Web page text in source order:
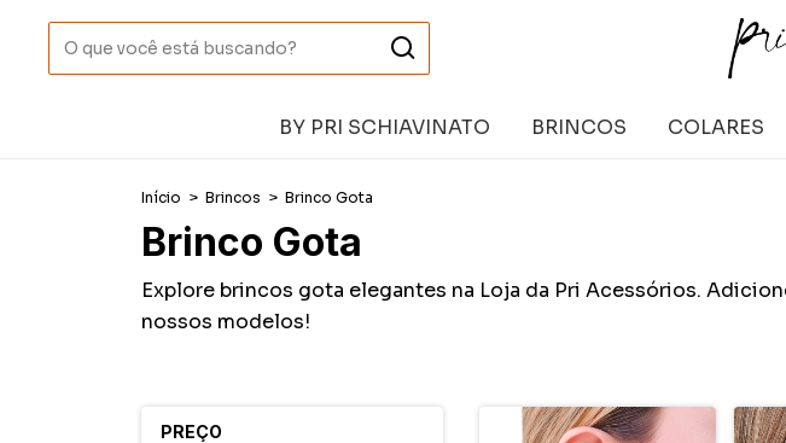
BY PRI SCHIAVINATO BRINCOS COLARES
Início > Brincos > Brinco Gota
Brinco Gota
Explore brincos gota elegantes na Loja da Pri Acessórios.
nossos modelos!
PREÇO